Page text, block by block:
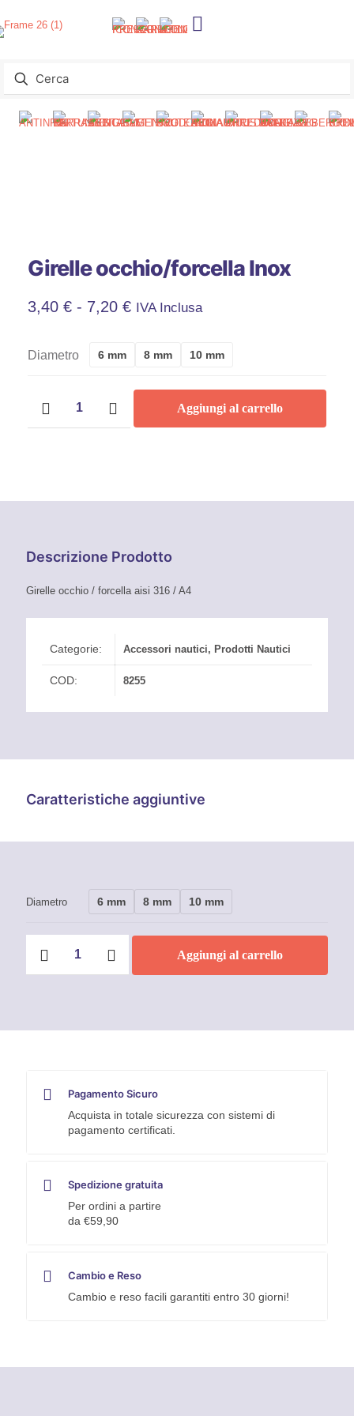
Girelle occhio/forcella Inox
3,40 € - 7,20 €Fascia
7,20 €
IVA Inclusa
Diametro 6 mm 8 mm 10 mm
occhio/forcella
Inox
Aggiungi al carrello
Descrizione Prodotto
Girelle occhio / forcella aisi 316 / A4
Categorie: Accessori nautici, Prodotti Nautici
COD: 8255
Caratteristiche aggiuntive
Diametro 6 mm 8 mm 10 mm
occhio/forcella
Inox
Aggiungi al carrello
Pagamento Sicuro
Acquista in totale sicurezza con sistemi di
pagamento certificati.
Spedizione gratuita
Per ordini a partire
da €59,90
Cambio e Reso
Cambio e reso facili garantiti entro 30 giorni!